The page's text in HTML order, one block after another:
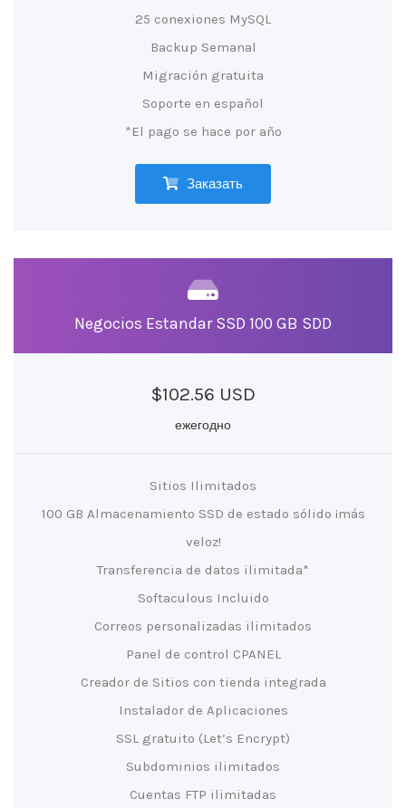
25 conexiones MySQL
Backup Semanal
Migración gratuita
Soporte en español
*El pago se hace por año
Заказать
Negocios Estandar SSD 100 GB SDD
$102.56 USD
ежегодно
Sitios Ilimitados
100 GB Almacenamiento SSD de estado sólido ¡más
veloz!
Transferencia de datos ilimitada*
Softaculous Incluido
Correos personalizadas ilimitados
Panel de control CPANEL
Creador de Sitios con tienda integrada
Instalador de Aplicaciones
SSL gratuito (Let’s Encrypt)
Subdominios ilimitados
Cuentas FTP ilimitadas